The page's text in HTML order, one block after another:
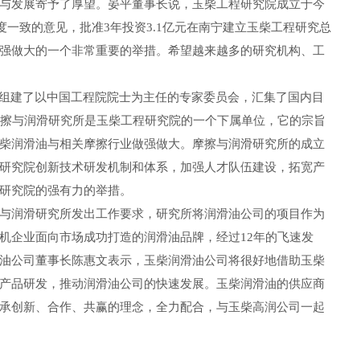
发展寄予了厚望。晏平董事长说，玉柴工程研究院成立于今
致的意见，批准3年投资3.1亿元在南宁建立玉柴工程研究总
做大的一个非常重要的举措。希望越来越多的研究机构、工
了以中国工程院院士为主任的专家委员会，汇集了国内目
与润滑研究所是玉柴工程研究院的一个下属单位，它的宗旨
润滑油与相关摩擦行业做强做大。摩擦与润滑研究所的成立
究院创新技术研发机制和体系，加强人才队伍建设，拓宽产
究院的强有力的举措。
滑研究所发出工作要求，研究所将润滑油公司的项目作为
企业面向市场成功打造的润滑油品牌，经过12年的飞速发
公司董事长陈惠文表示，玉柴润滑油公司将很好地借助玉柴
品研发，推动润滑油公司的快速发展。玉柴润滑油的供应商
创新、合作、共赢的理念，全力配合，与玉柴高润公司一起